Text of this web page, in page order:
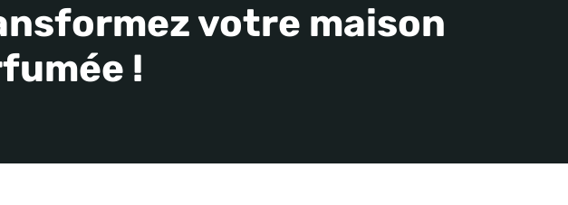
votre maison
!